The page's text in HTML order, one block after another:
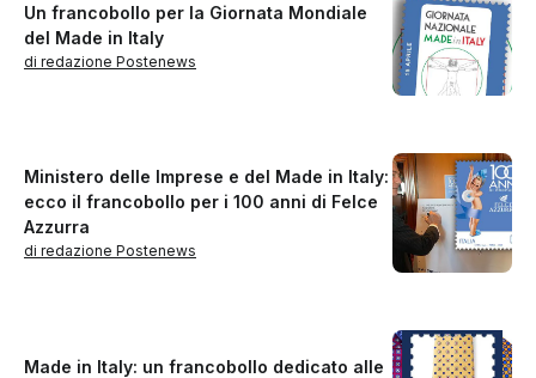
Un francobollo per la Giornata Mondiale
del Made in Italy
di redazione Postenews
Ministero delle Imprese e del Made in Italy:
ecco il francobollo per i 100 anni di Felce
Azzurra
di redazione Postenews
Made in Italy: un francobollo dedicato alle